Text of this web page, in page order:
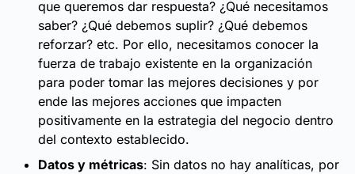
que queremos dar respuesta? ¿Qué necesitamos
saber? ¿Qué debemos suplir? ¿Qué debemos
reforzar? etc. Por ello, necesitamos conocer la
fuerza de trabajo existente en la organización
para poder tomar las mejores decisiones y por
ende las mejores acciones que impacten
positivamente en la estrategia del negocio dentro
del contexto establecido.
Datos y métricas: Sin datos no hay analíticas, por